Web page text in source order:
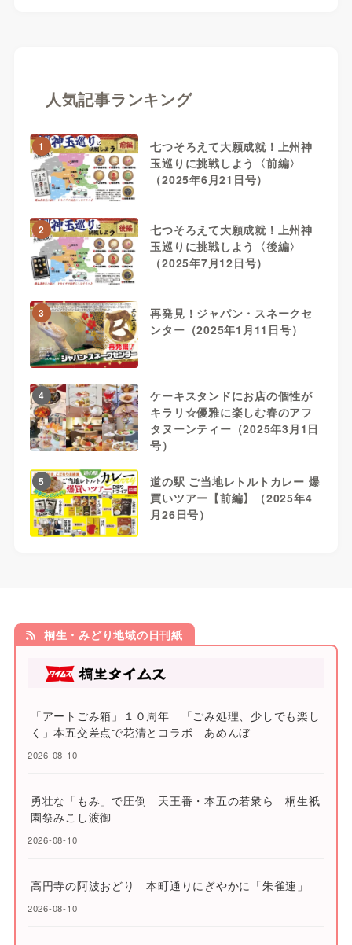
人気記事ランキング
1
七つそろえて大願成就！上州神
玉巡りに挑戦しよう〈前編〉
（2025年6月21日号）
2
七つそろえて大願成就！上州神
玉巡りに挑戦しよう〈後編〉
（2025年7月12日号）
3
再発見！ジャパン・スネークセ
ンター（2025年1月11日号）
4
ケーキスタンドにお店の個性が
キラリ☆優雅に楽しむ春のアフ
タヌーンティー（2025年3月1日
号）
5
道の駅 ご当地レトルトカレー 爆
買いツアー【前編】（2025年4
月26日号）
桐生・みどり地域の日刊紙
「アートごみ箱」１０周年 「ごみ処理、少しでも楽し
く」本五交差点で花清とコラボ あめんぼ
2026-08-10
勇壮な「もみ」で圧倒 天王番・本五の若衆ら 桐生祇
園祭みこし渡御
2026-08-10
高円寺の阿波おどり 本町通りにぎやかに「朱雀連」
2026-08-10